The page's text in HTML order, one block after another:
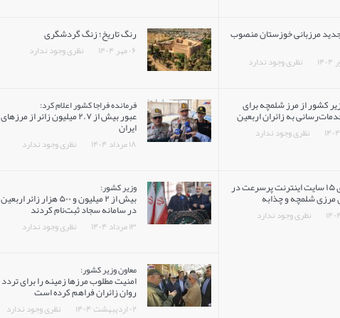
رنگ تاریخ؛ زنگ گردشگری
۰۶ مهر ۱۴۰۴ نظری وجود ندارد
مرزبانی خوزستان منصوب
نظری وجود ندارد
فرمانده فراجا کشور اعلام کرد:
عبور بیش از ۲.۷ میلیون زائر از مرزهای
ایران
۱۸ مرداد ۱۴۰۴ نظری وجود ندارد
کشور از مرز شلمچه برای
به زائران اربعین
نظری وجود ندارد
وزیر کشور:
بیش از ۲ میلیون و ۵۰۰ هزار زائر اربعین
در سامانه سجاد ثبت‌نام کردند
۱۳ مرداد ۱۴۰۴ نظری وجود ندارد
راه‌اندازی ۱۵ سایت اینترنت پرسرعت در
مرزی شلمچه و چذابه
نظری وجود ندارد
معاون وزیر کشور:
امنیت مطلوب مرزها زمینه را برای تردد
روان زائران فراهم کرده است
۰۲ اردیبهشت ۱۴۰۴ نظری وجود ندارد